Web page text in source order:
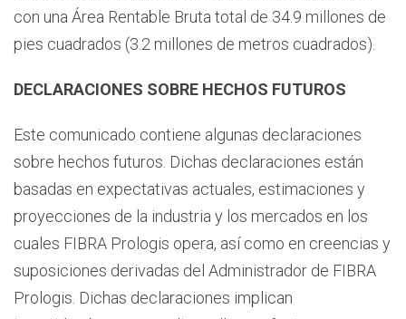
con una Área Rentable Bruta total de 34.9 millones de
pies cuadrados (3.2 millones de metros cuadrados).
DECLARACIONES SOBRE HECHOS FUTUROS
Este comunicado contiene algunas declaraciones
sobre hechos futuros. Dichas declaraciones están
basadas en expectativas actuales, estimaciones y
proyecciones de la industria y los mercados en los
cuales FIBRA Prologis opera, así como en creencias y
suposiciones derivadas del Administrador de FIBRA
Prologis. Dichas declaraciones implican